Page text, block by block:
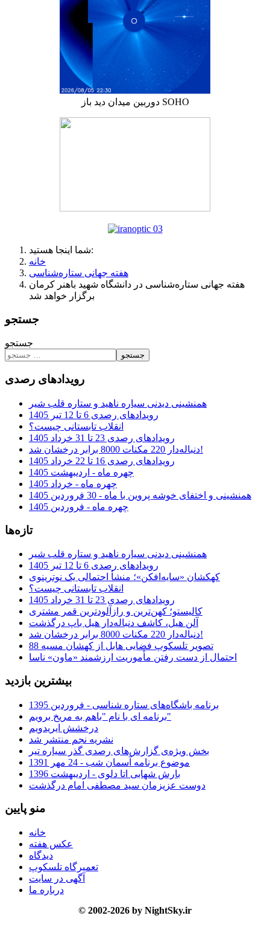
دوربین میدان دید باز SOHO
شما اینجا هستید:
خانه
هفته جهانی ستاره‌شناسی
هفته جهانی ستاره‌شناسی در دانشگاه شهید باهنر کرمان
برگزار خواهد شد
جستجو
جستجو
جستجو
رویدادهای رصدی
همنشینی دیدنی سیاره ناهید و ستاره قلب شیر
رویدادهای رصدی 6 تا 12 تیر 1405
انقلاب تابستانی چیست؟
رویدادهای رصدی 23 تا 31 خرداد 1405
دنباله‌دار 220 مکنات 8000 برابر درخشان شد!
رویدادهای رصدی 16 تا 22 خرداد 1405
چهره ماه - اردیبهشت 1405
چهره ماه - خرداد 1405
همنشینی و اختفای خوشه پروین با ماه - 30 فروردین 1405
چهره ماه - فروردین 1405
تازه‌ها
همنشینی دیدنی سیاره ناهید و ستاره قلب شیر
رویدادهای رصدی 6 تا 12 تیر 1405
کهکشان «سایه‌افکن»؛ منشأ احتمالی یک نوترینوی
انقلاب تابستانی چیست؟
رویدادهای رصدی 23 تا 31 خرداد 1405
کالیستو؛ کهن‌ترین و رازآلودترین قمر مشتری
آلن هیل، کاشف دنباله‌دار هیل باپ درگذشت
دنباله‌دار 220 مکنات 8000 برابر درخشان شد!
تصویر تلسکوپ فضایی هابل از کهشان مسیه 88
احتمال از دست رفتن مأموریت ارزشمند «ماون» ناسا
بیشترین بازدید
برنامه باشگاه‌های ستاره شناسی - فروردین 1395
برنامه ای با نام "باهم به مریخ برویم"
درخشش ایریدویم
نشریه نجم منتشر شد
بخش ویژه‌ی گزارش‌های رصدی گذر سیاره تیر
موضوع برنامه آسمان شب - 24 مهر 1391
بارش شهابی اتا دلوی - اردیبهشت 1396
دوست عزیزمان سید مصطفی امام درگذشت
منو پایین
خانه
عکس هفته
دیدگاه
تعمیرگاه تلسکوپ
آگهی در سایت
درباره ما
© 2002-2026 by NightSky.ir